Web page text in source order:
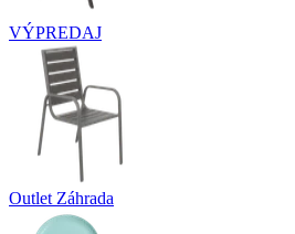
VÝPREDAJ
Outlet Záhrada